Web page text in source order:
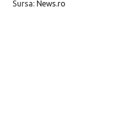
Sursa: News.ro